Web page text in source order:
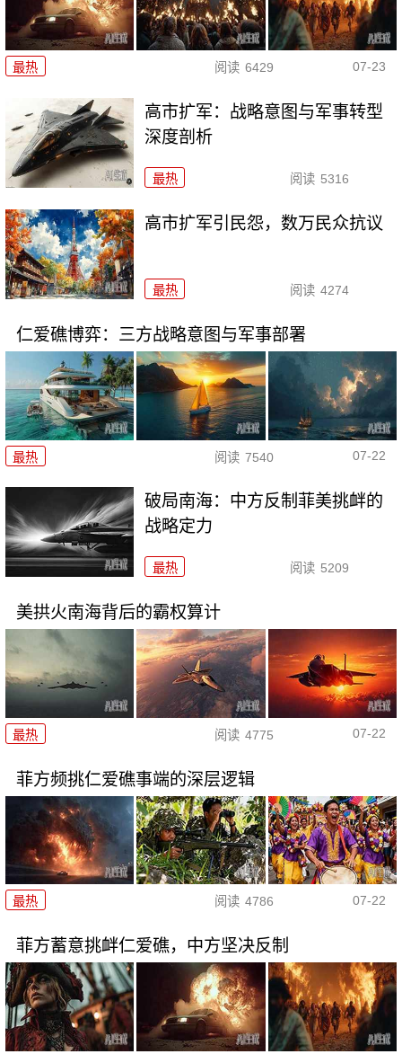
最热 阅读 6429 07-23
高市扩军：战略意图与军事转型
深度剖析
最热 阅读 5316
高市扩军引民怨，数万民众抗议
最热 阅读 4274
仁爱礁博弈：三方战略意图与军事部署
最热 阅读 7540 07-22
破局南海：中方反制菲美挑衅的
战略定力
最热 阅读 5209
美拱火南海背后的霸权算计
最热 阅读 4775 07-22
菲方频挑仁爱礁事端的深层逻辑
最热 阅读 4786 07-22
菲方蓄意挑衅仁爱礁，中方坚决反制